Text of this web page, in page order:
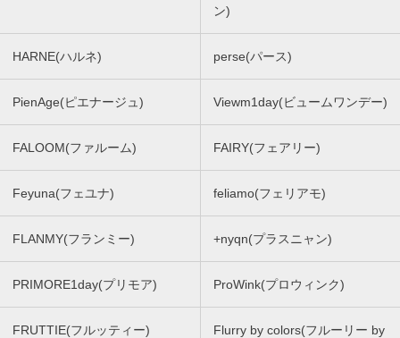
ン)
HARNE(ハルネ) perse(パース)
PienAge(ピエナージュ) Viewm1day(ビュームワンデー)
FALOOM(ファルーム) FAIRY(フェアリー)
Feyuna(フェユナ) feliamo(フェリアモ)
FLANMY(フランミー) +nyqn(プラスニャン)
PRIMORE1day(プリモア) ProWink(プロウィンク)
FRUTTIE(フルッティー)
Flurry by colors(フルーリー by